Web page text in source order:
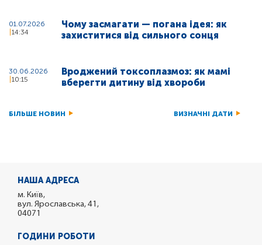
01.07.2026
14:34
Чому засмагати — погана ідея: як
захиститися від сильного сонця
30.06.2026
10:15
Вроджений токсоплазмоз: як мамі
вберегти дитину від хвороби
БІЛЬШЕ НОВИН ВИЗНАЧНІ ДАТИ
НАША АДРЕСА
м. Київ,
вул. Ярославська, 41,
04071
ГОДИНИ РОБОТИ